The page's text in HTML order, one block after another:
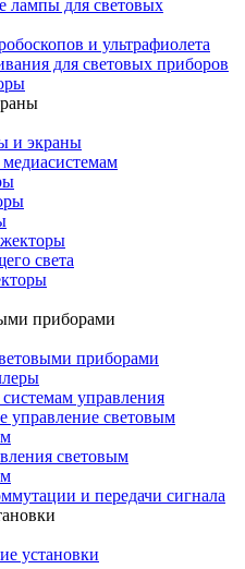
лампы для световых
и ультрафиолета
для световых приборов
и экраны
света
приборами
приборами
управления
управление световым
световым
и передачи сигнала
установки